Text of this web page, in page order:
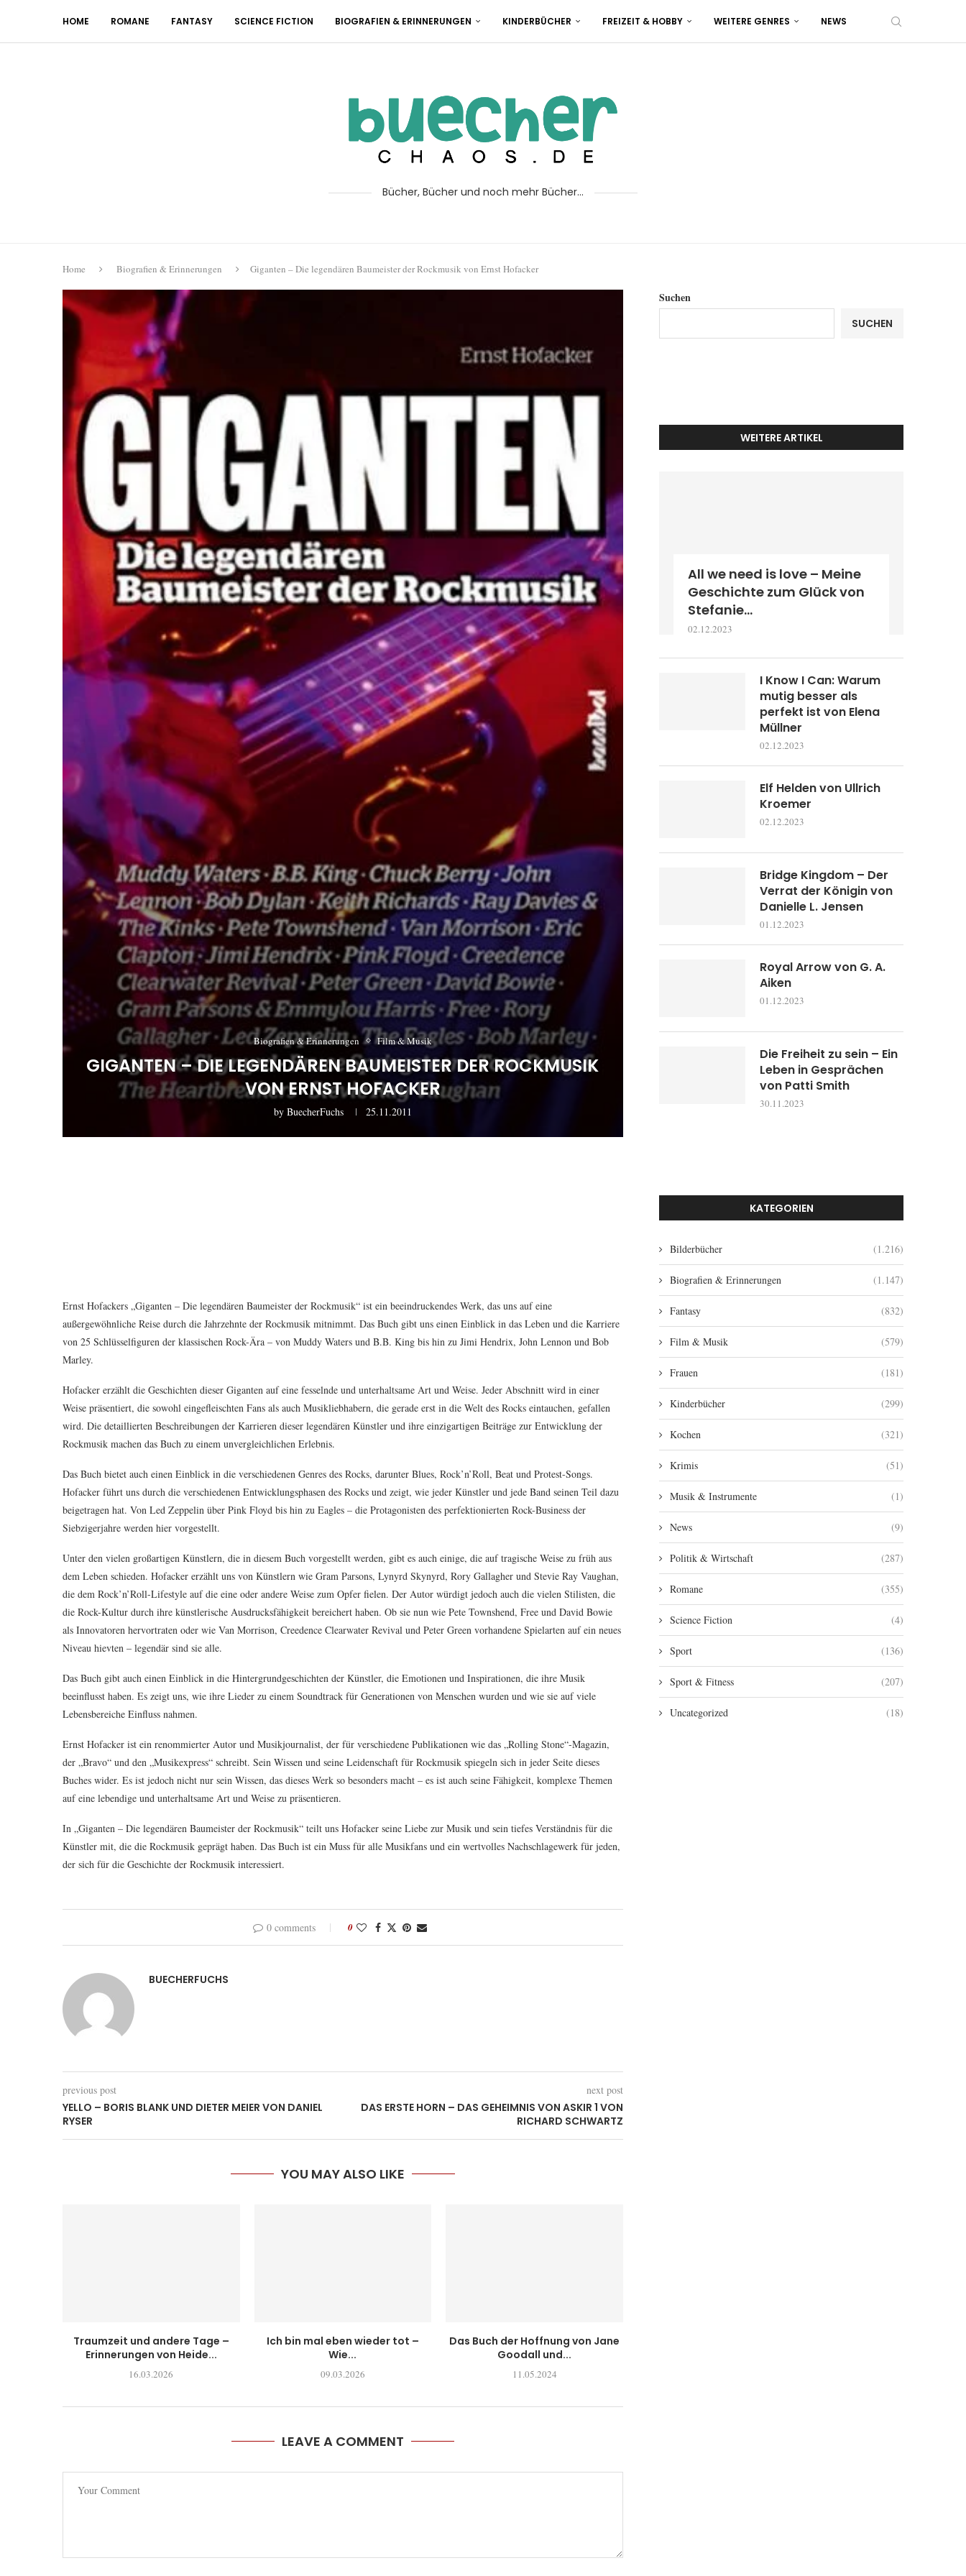
HOME ROMANE FANTASY SCIENCE FICTION BIOGRAFIEN & ERINNERUNGEN KINDERBÜCHER FREIZEIT & HOBBY WEITERE GENRES NEWS
Bücher, Bücher und noch mehr Bücher...
Home Biografien & Erinnerungen Giganten – Die legendären Baumeister der Rockmusik von Ernst Hofacker
Biografien & Erinnerungen Film & Musik
GIGANTEN – DIE LEGENDÄREN BAUMEISTER DER ROCKMUSIK
VON ERNST HOFACKER
by BuecherFuchs 25.11.2011
Ernst Hofackers „Giganten – Die legendären Baumeister der Rockmusik“ ist ein beeindruckendes Werk, das uns auf eine
außergewöhnliche Reise durch die Jahrzehnte der Rockmusik mitnimmt. Das Buch gibt uns einen Einblick in das Leben und die Karriere
von 25 Schlüsselfiguren der klassischen Rock-Ära – von Muddy Waters und B.B. King bis hin zu Jimi Hendrix, John Lennon und Bob
Marley.
Hofacker erzählt die Geschichten dieser Giganten auf eine fesselnde und unterhaltsame Art und Weise. Jeder Abschnitt wird in einer
Weise präsentiert, die sowohl eingefleischten Fans als auch Musikliebhabern, die gerade erst in die Welt des Rocks eintauchen, gefallen
wird. Die detaillierten Beschreibungen der Karrieren dieser legendären Künstler und ihre einzigartigen Beiträge zur Entwicklung der
Rockmusik machen das Buch zu einem unvergleichlichen Erlebnis.
Das Buch bietet auch einen Einblick in die verschiedenen Genres des Rocks, darunter Blues, Rock’n’Roll, Beat und Protest-Songs.
Hofacker führt uns durch die verschiedenen Entwicklungsphasen des Rocks und zeigt, wie jeder Künstler und jede Band seinen Teil dazu
beigetragen hat. Von Led Zeppelin über Pink Floyd bis hin zu Eagles – die Protagonisten des perfektionierten Rock-Business der
Siebzigerjahre werden hier vorgestellt.
Unter den vielen großartigen Künstlern, die in diesem Buch vorgestellt werden, gibt es auch einige, die auf tragische Weise zu früh aus
dem Leben schieden. Hofacker erzählt uns von Künstlern wie Gram Parsons, Lynyrd Skynyrd, Rory Gallagher und Stevie Ray Vaughan,
die dem Rock’n’Roll-Lifestyle auf die eine oder andere Weise zum Opfer fielen. Der Autor würdigt jedoch auch die vielen Stilisten, die
die Rock-Kultur durch ihre künstlerische Ausdrucksfähigkeit bereichert haben. Ob sie nun wie Pete Townshend, Free und David Bowie
als Innovatoren hervortraten oder wie Van Morrison, Creedence Clearwater Revival und Peter Green vorhandene Spielarten auf ein neues
Niveau hievten – legendär sind sie alle.
Das Buch gibt auch einen Einblick in die Hintergrundgeschichten der Künstler, die Emotionen und Inspirationen, die ihre Musik
beeinflusst haben. Es zeigt uns, wie ihre Lieder zu einem Soundtrack für Generationen von Menschen wurden und wie sie auf viele
Lebensbereiche Einfluss nahmen.
Ernst Hofacker ist ein renommierter Autor und Musikjournalist, der für verschiedene Publikationen wie das „Rolling Stone“-Magazin,
der „Bravo“ und den „Musikexpress“ schreibt. Sein Wissen und seine Leidenschaft für Rockmusik spiegeln sich in jeder Seite dieses
Buches wider. Es ist jedoch nicht nur sein Wissen, das dieses Werk so besonders macht – es ist auch seine Fähigkeit, komplexe Themen
auf eine lebendige und unterhaltsame Art und Weise zu präsentieren.
In „Giganten – Die legendären Baumeister der Rockmusik“ teilt uns Hofacker seine Liebe zur Musik und sein tiefes Verständnis für die
Künstler mit, die die Rockmusik geprägt haben. Das Buch ist ein Muss für alle Musikfans und ein wertvolles Nachschlagewerk für jeden,
der sich für die Geschichte der Rockmusik interessiert.
0 comments 0
BUECHERFUCHS
previous post
YELLO – BORIS BLANK UND DIETER MEIER VON DANIEL
RYSER
next post
DAS ERSTE HORN – DAS GEHEIMNIS VON ASKIR 1 VON
RICHARD SCHWARTZ
YOU MAY ALSO LIKE
Traumzeit und andere Tage –
Erinnerungen von Heide...
16.03.2026
Ich bin mal eben wieder tot –
Wie...
09.03.2026
Das Buch der Hoffnung von Jane
Goodall und...
11.05.2024
LEAVE A COMMENT
Suchen
SUCHEN
WEITERE ARTIKEL
All we need is love – Meine
Geschichte zum Glück von
Stefanie...
02.12.2023
I Know I Can: Warum
mutig besser als
perfekt ist von Elena
Müllner
02.12.2023
Elf Helden von Ullrich
Kroemer
02.12.2023
Bridge Kingdom – Der
Verrat der Königin von
Danielle L. Jensen
01.12.2023
Royal Arrow von G. A.
Aiken
01.12.2023
Die Freiheit zu sein – Ein
Leben in Gesprächen
von Patti Smith
30.11.2023
KATEGORIEN
Bilderbücher (1.216)
Biografien & Erinnerungen (1.147)
Fantasy (832)
Film & Musik (579)
Frauen (181)
Kinderbücher (299)
Kochen (321)
Krimis (51)
Musik & Instrumente (1)
News (9)
Politik & Wirtschaft (287)
Romane (355)
Science Fiction (4)
Sport (136)
Sport & Fitness (207)
Uncategorized (18)